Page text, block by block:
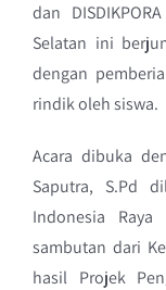
dan
Selatan ini
dengan
rindik oleh siswa.
Acara dibuka
Saputra, S.Pd
Indonesia
sambutan dari
hasil Projek